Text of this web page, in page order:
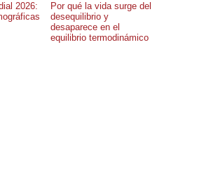
2026:
Por qué la vida surge del
desequilibrio y
desaparece en el
equilibrio termodinámico